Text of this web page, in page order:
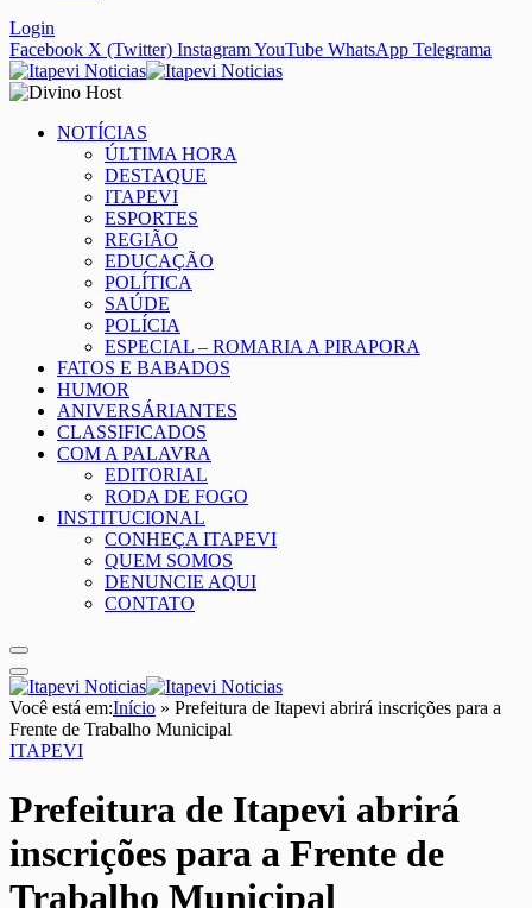
Login
Facebook X (Twitter) InstagramYouTube WhatsApp Telegrama
NOTÍCIAS
ÚLTIMA HORA
DESTAQUE
ITAPEVI
ESPORTES
REGIÃO
EDUCAÇÃO
POLÍTICA
SAÚDE
POLÍCIA
ESPECIAL – ROMARIA A PIRAPORA
FATOS E BABADOS
HUMOR
ANIVERSÁRIANTES
CLASSIFICADOS
COM A PALAVRA
EDITORIAL
RODA DE FOGO
INSTITUCIONAL
CONHEÇA ITAPEVI
QUEM SOMOS
DENUNCIE AQUI
CONTATO
Você está em:Início » Prefeitura de Itapevi abrirá inscrições para a
Frente de Trabalho Municipal
ITAPEVI
Prefeitura de Itapevi abrirá
inscrições para a Frente de
Trabalho Municipal